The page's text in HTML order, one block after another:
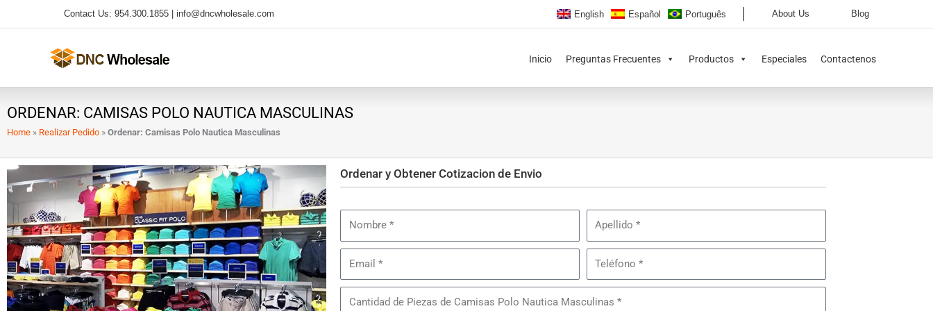
al
Contact Us: 954.300.1855 | info@dncwholesale.com English Español Português About Us Blog
Inicio Preguntas Frecuentes Productos Especiales Contactenos
ORDENAR: CAMISAS POLO NAUTICA MASCULINAS
Home » Realizar Pedido » Ordenar: Camisas Polo Nautica Masculinas
Ordenar y Obtener Cotizacion de Envio
Nombre Apellido
Teléfono
Cantidad